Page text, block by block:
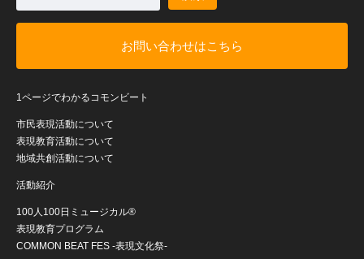
お問い合わせはこちら
1ページでわかるコモンビート
市民表現活動について
表現教育活動について
地域共創活動について
活動紹介
100人100日ミュージカル®
表現教育プログラム
COMMON BEAT FES -表現文化祭-